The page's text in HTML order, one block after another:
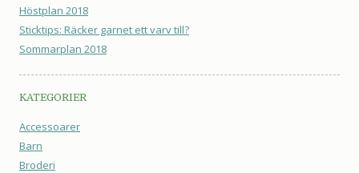
Höstplan 2018
Sticktips: Räcker garnet ett varv till?
Sommarplan 2018
KATEGORIER
Accessoarer
Barn
Broderi